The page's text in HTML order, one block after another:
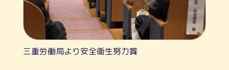
三重労働局より安全衛生努力賞